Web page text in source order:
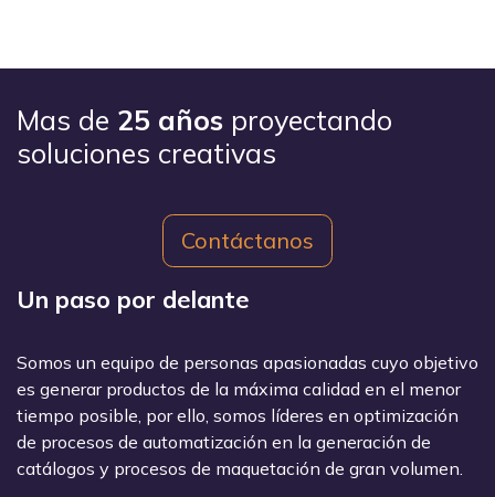
Mas de 25 años proyectando
soluciones creativas
Contáctanos
Un paso por delante
Somos un equipo de personas apasionadas cuyo objetivo
es generar productos de la máxima calidad en el menor
tiempo posible, por ello, somos líderes en optimización
de procesos de automatización en la generación de
catálogos y procesos de maquetación de gran volumen.